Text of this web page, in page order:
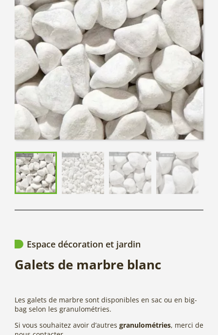
Espace décoration et jardin
Galets de marbre blanc
Les galets de marbre sont disponibles en sac ou en big-
bag selon les granulométries.
Si vous souhaitez avoir d’autres granulométries, merci de